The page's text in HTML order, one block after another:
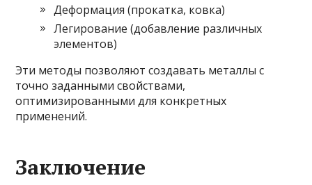
Деформация (прокатка, ковка)
Легирование (добавление различных
элементов)
Эти методы позволяют создавать металлы с
точно заданными свойствами,
оптимизированными для конкретных
применений.
Заключение